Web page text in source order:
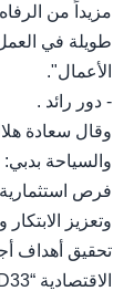
مزيداً من
طويلة في
الأعمال".
- دور رائد .
وقال سعادة
والسياحة
فرص
وتعزيز